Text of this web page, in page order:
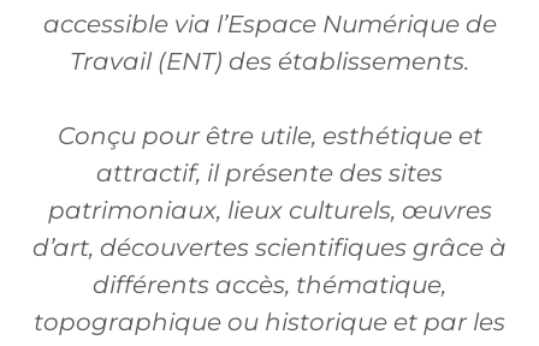
accessible via l’Espace Numérique de
Travail (ENT) des établissements.
Conçu pour être utile, esthétique et
attractif, il présente des sites
patrimoniaux, lieux culturels, œuvres
d’art, découvertes scientifiques grâce à
différents accès, thématique,
topographique ou historique et par les